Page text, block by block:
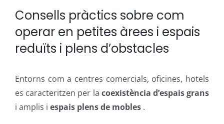
Consells pràctics sobre com
operar en petites àrees i espais
reduïts i plens d’obstacles
Entorns com a centres comercials, oficines, hotels
es caracteritzen per la coexistència d’espais grans
i amplis i espais plens de mobles.